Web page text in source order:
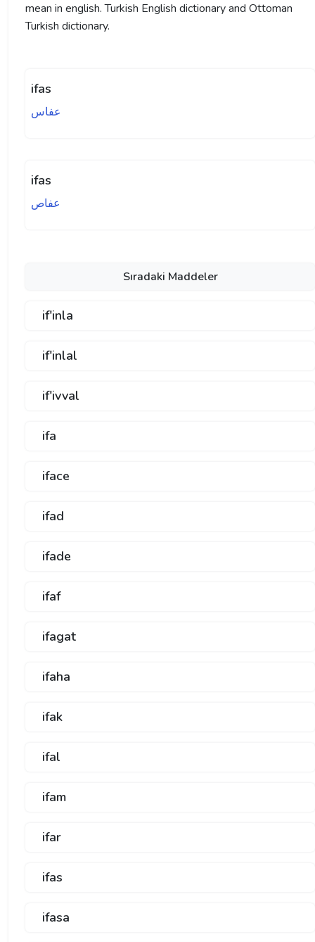
mean in english. Turkish English dictionary and Ottoman
Turkish dictionary.
ifas
عفاس
ifas
عفاص
Sıradaki Maddeler
if'inla
if'inlal
if'ivval
ifa
iface
ifad
ifade
ifaf
ifagat
ifaha
ifak
ifal
ifam
ifar
ifas
ifasa